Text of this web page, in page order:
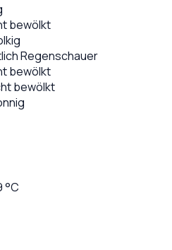
bewölkt
Regenschauer
bewölkt
bewölkt
°C